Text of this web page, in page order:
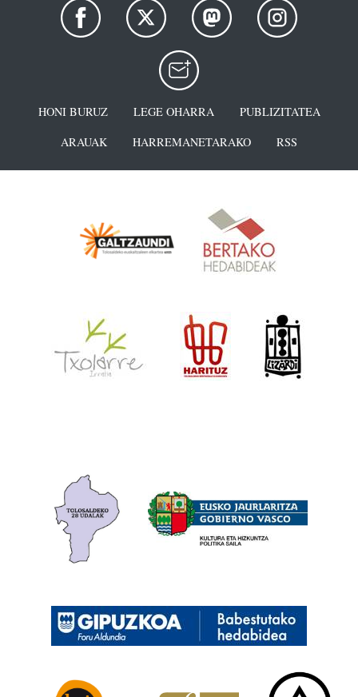
HONI BURUZ LEGE OHARRA
PUBLIZITATEA
ARAUAK
HARREMANETARAKO RSS